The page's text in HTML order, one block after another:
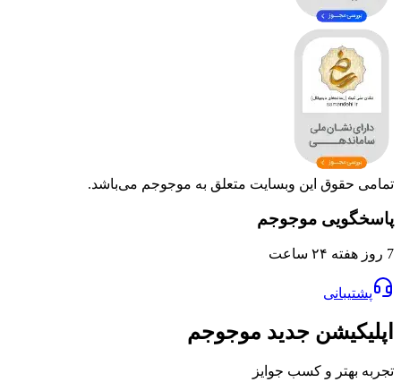
این وبسایت متعلق به موجوجم می‌باشد.
موجوجم
جدید موجوجم
و کسب جوایز